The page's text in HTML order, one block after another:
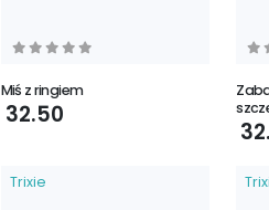
Miś z ringiem
32.50
Trixie